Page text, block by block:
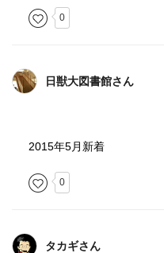
デルによる計算では、長
が、現在進む温暖化を相殺
系の変化、農作物や人
等・貧困の拡大、暴力的
ルギーの導入、森林など
適応策として、渇水対策
ことが不可欠である。ま
除去のような、気候工学
0
日獣大図書館さん
2015年5月新着
0
タカギさん